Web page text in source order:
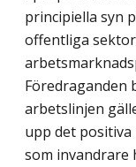
principiella syn
offentliga
Föredraganden
arbetslinjen
upp det
som invandrare